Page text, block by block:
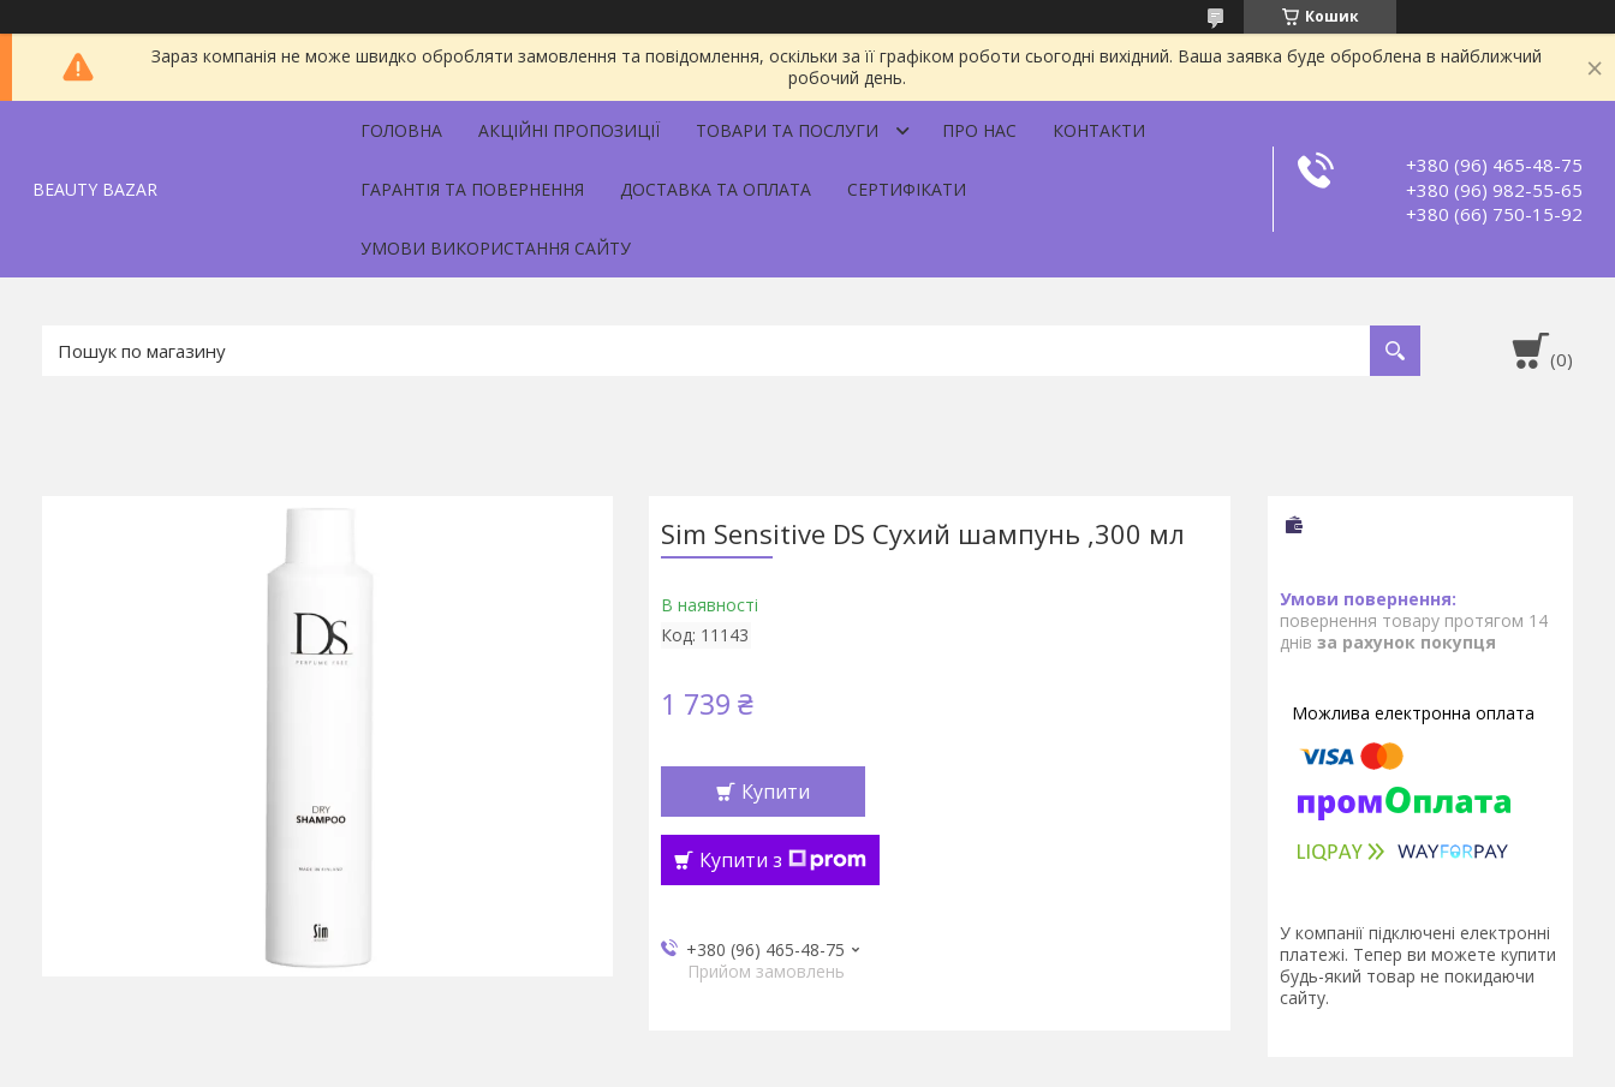
Кошик
Зараз компанія не може швидко обробляти замовлення та повідомлення, оскільки за її графіком роботи сьогодні вихідний. Ваша заявка буде оброблена в найближчий
робочий день.
BEAUTY BAZAR
ГОЛОВНА АКЦІЙНІ ПРОПОЗИЦІЇ ТОВАРИ ТА ПОСЛУГИ ПРО НАС КОНТАКТИ
ГАРАНТІЯ ТА ПОВЕРНЕННЯ ДОСТАВКА ТА ОПЛАТА СЕРТИФІКАТИ
УМОВИ ВИКОРИСТАННЯ САЙТУ
+380 (96) 465-48-75
+380 (96) 982-55-65
+380 (66) 750-15-92
Sim Sensitive DS Сухий шампунь ,300 мл
В наявності
Код: 11143
1 739 ₴
Купити
Купити з
+380 (96) 465-48-75
Прийом замовлень
повернення товару протягом 14
днів за рахунок покупця
У компанії підключені електронні
платежі. Тепер ви можете купити
будь-який товар не покидаючи
сайту.